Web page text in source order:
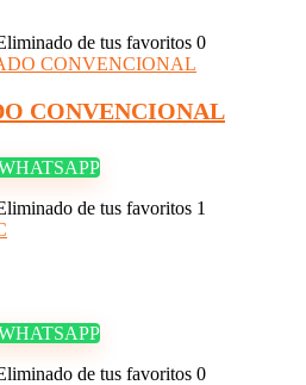
de tus favoritos 0
CONVENCIONAL
de tus favoritos 1
de tus favoritos 0